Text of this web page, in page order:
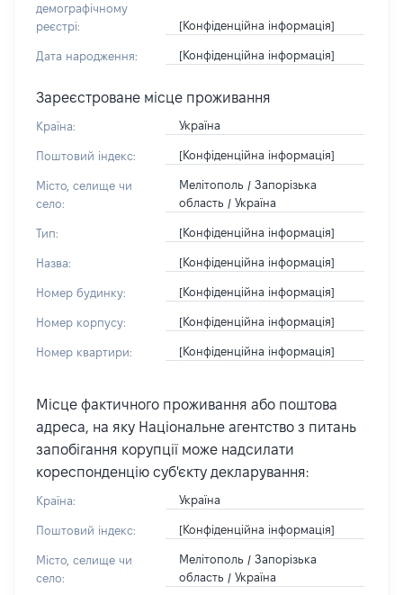
демографічному
реєстрі:
[Конфіденційна інформація]
Дата народження: [Конфіденційна інформація]
Зареєстроване місце проживання
Країна: Україна
Поштовий індекс: [Конфіденційна інформація]
Місто, селище чи
село:
Мелітополь / Запорізька
область / Україна
Тип: [Конфіденційна інформація]
Назва: [Конфіденційна інформація]
Номер будинку: [Конфіденційна інформація]
Номер корпусу: [Конфіденційна інформація]
Номер квартири: [Конфіденційна інформація]
Місце фактичного проживання або поштова
адреса, на яку Національне агентство з питань
запобігання корупції може надсилати
кореспонденцію суб'єкту декларування:
Країна: Україна
Поштовий індекс: [Конфіденційна інформація]
Місто, селище чи
село:
Мелітополь / Запорізька
область / Україна